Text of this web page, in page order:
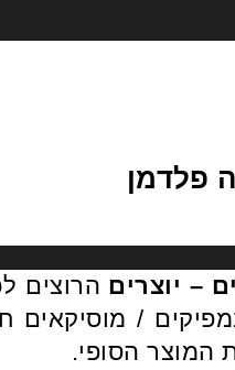
פלדמן
– יוצרים הרוצים
/ מוסיקאים
המוצר הסופי.